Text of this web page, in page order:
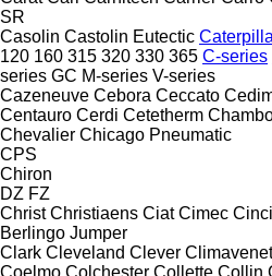
SR
Casolin Castolin Eutectic
120 160 315 320 330 365 C-series
series GC M-series V-series
Cazeneuve Cebora Ceccato
Centauro Cerdi Cetetherm
Chevalier Chicago Pneumatic
CPS
Chiron
DZ FZ
Christ Christiaens Ciat Cimec
Berlingo Jumper
Clark Cleveland Clever
Coelmo Colchester Collette Collin